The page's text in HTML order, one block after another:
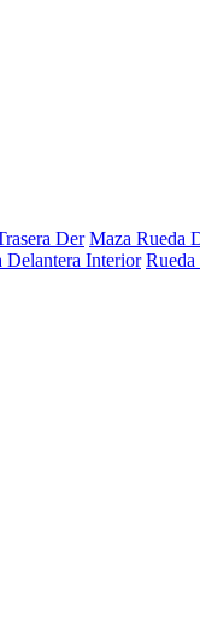
Der Maza Rueda
Delantera Interior